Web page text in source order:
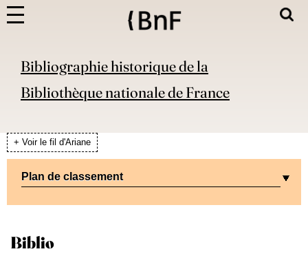
Bibliographie historique de la
Bibliothèque nationale de France
+ Voir le fil d'Ariane
Plan de classement
Biblio